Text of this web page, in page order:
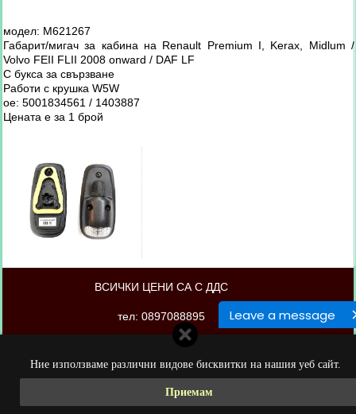
Leave a message
Ние използваме различни видове бисквитки на нашия уеб сайт.
Приемам
модел: М621267
Габарит/мигач за кабина на Renault Premium I, Kerax, Midlum /
Volvo FEII FLII 2008 onward / DAF LF
С букса за свързване
Работи с крушка W5W
oe: 5001834561 / 1403887
Цената е за 1 брой
ВСИЧКИ ЦЕНИ СА С ДДС
тел: 0897088895